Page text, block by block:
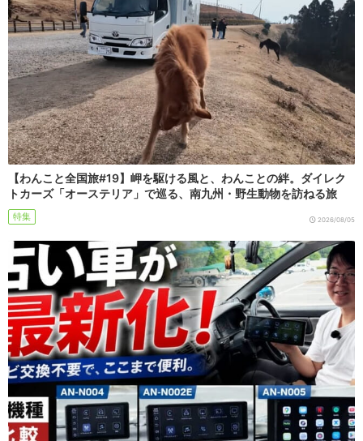
【わんこと全国旅#19】岬を駆ける風と、わんことの絆。ダイレク
トカーズ「オーステリア」で巡る、南九州・野生動物を訪ねる旅
特集 2026/08/05